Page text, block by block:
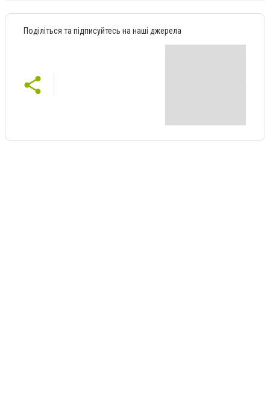
Поділіться та підписуйтесь на наші джерела